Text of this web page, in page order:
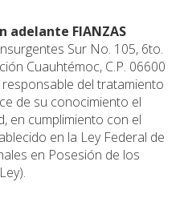
adelante FIANZAS
Sur No. 105, 6to.
Cuauhtémoc, C.P. 06600
del tratamiento
de su conocimiento el
en cumplimiento con el
en la Ley Federal de
en Posesión de los